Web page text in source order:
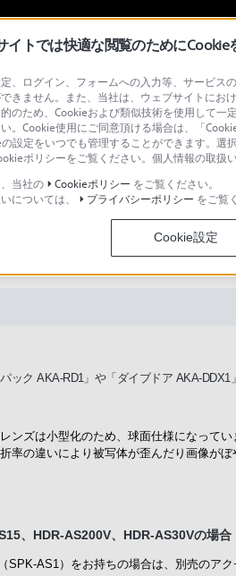
い合わせ
更新日 : 2025/03/11
画像が歪んだり
ック AKA-RD1」や「ダイブドア AKA-
ンズは小型化のため、球面仕様になってい
率の違いにより被写体が歪んだり画像が
、HDR-AS200V、HDR-AS30Vの場合
SPK-AS1）をお持ちの場合は、別売のアク
イトでは快適な閲覧のためにCookie
、ログイン、フォームへの入力等、サービス
きません。また、当社は、ウェブサイトにお
のため、Cookieおよび類似技術を使用して一
。Cookie使用にご同意頂ける場合は、「
設定をいつでも管理することができます。
ポリシーをご覧ください。個人情報の取扱
当社の
Cookieポリシー をご覧ください。
については、
プライバシーポリシー をご覧
Cookie設定